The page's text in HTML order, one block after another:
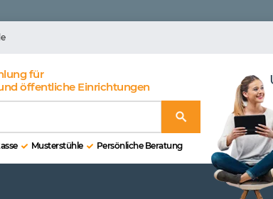
für
öffentliche Einrichtungen
Musterstühle Persönliche Beratung